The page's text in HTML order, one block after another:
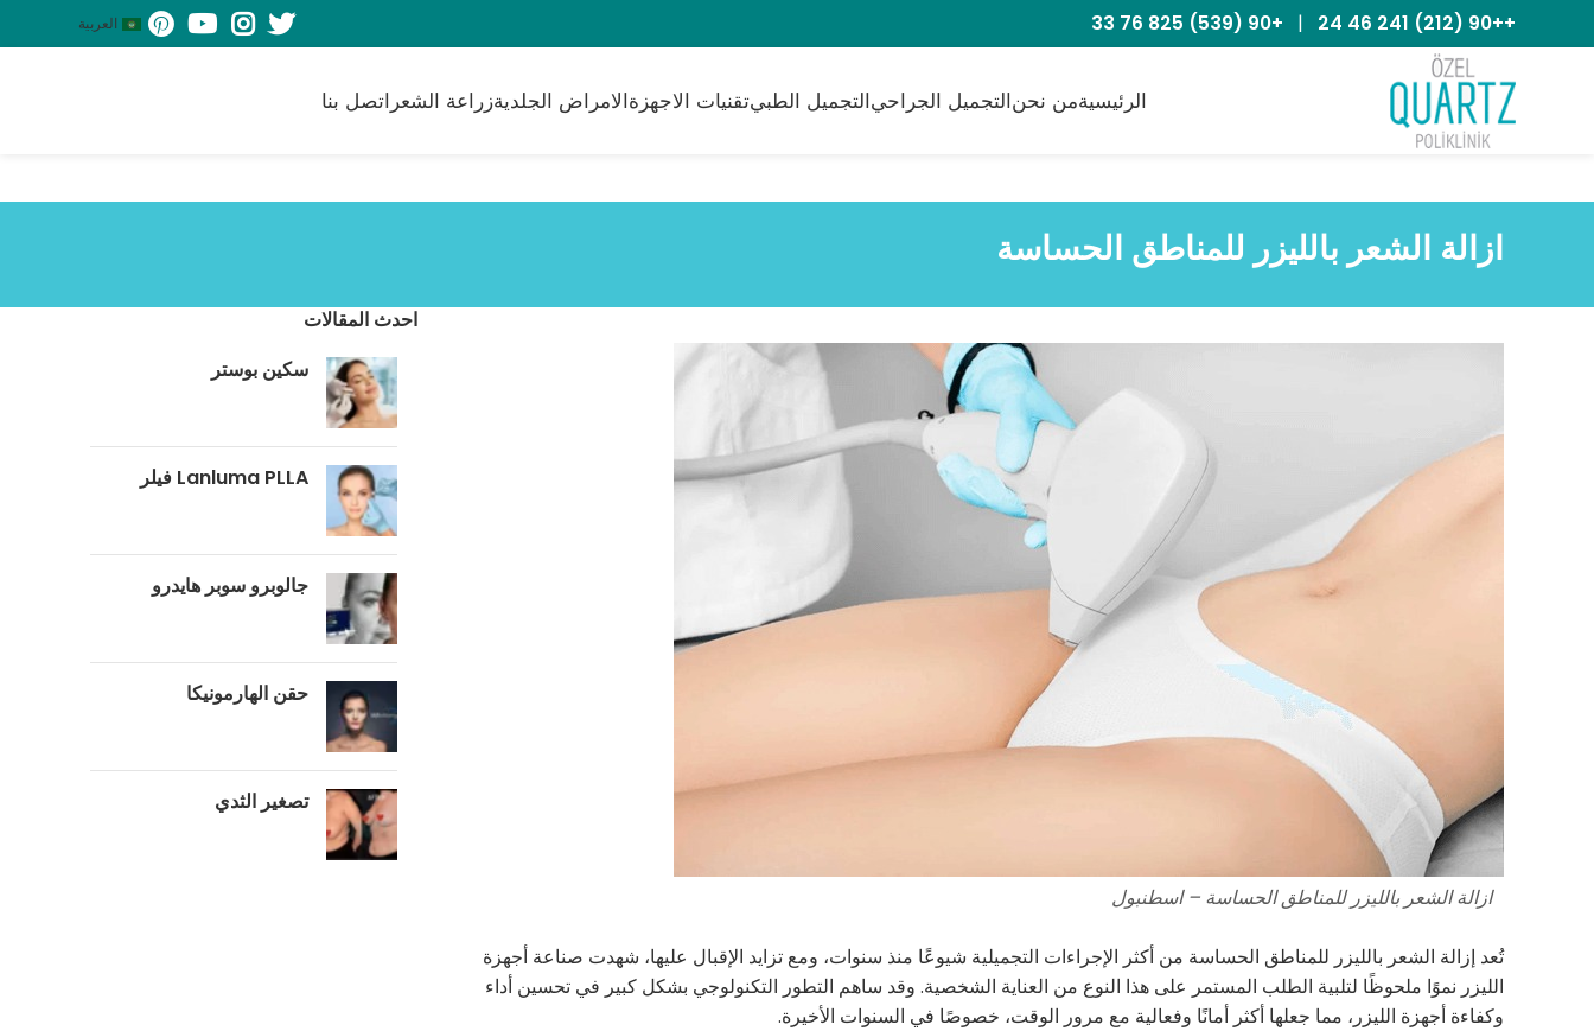
++90 (212) 241 46 24
|
+90 (539) 825 76 33 العربية
الرئيسيةمن نحنالتجميل الجراحيالتجميل الطبيتقنيات الاجهزةالامراض الجلديةزراعة الشعر اتصل بنا
ازالة الشعر بالليزر للمناطق الحساسة
ازالة الشعر بالليزر للمناطق الحساسة – اسطنبول
تُعد إزالة الشعر بالليزر للمناطق الحساسة من أكثر الإجراءات التجميلية شيوعًا منذ سنوات، ومع تزايد الإقبال عليها، شهدت صناعة أجهزة
الليزر نموًا ملحوظًا لتلبية الطلب المستمر على هذا النوع من العناية الشخصية. وقد ساهم التطور التكنولوجي بشكل كبير في تحسين أداء
وكفاءة أجهزة الليزر، مما جعلها أكثر أمانًا وفعالية مع مرور الوقت، خصوصًا في السنوات الأخيرة.
احدث المقالات
سكين بوستر
‎Lanluma PLLA فيلر
جالوبرو سوبر هايدرو
حقن الهارمونيكا
تصغير الثدي